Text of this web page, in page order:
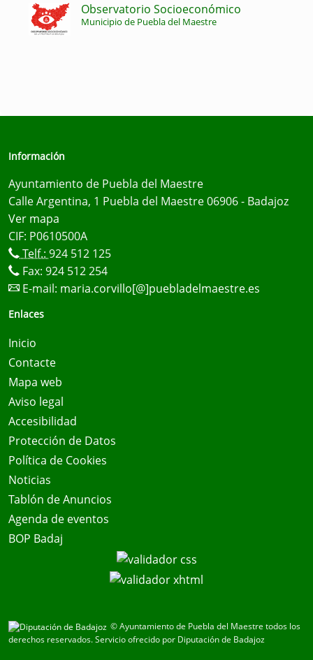
Observatorio Socioeconómico
Municipio de Puebla del Maestre
Información
Ayuntamiento de Puebla del Maestre
Calle Argentina, 1 Puebla del Maestre 06906 - Badajoz
Ver mapa
CIF: P0610500A
Telf.: 924 512 125
Fax: 924 512 254
E-mail: maria.corvillo[@]puebladelmaestre.es
Enlaces
Inicio
Contacte
Mapa web
Aviso legal
Accesibilidad
Protección de Datos
Política de Cookies
Noticias
Tablón de Anuncios
Agenda de eventos
BOP Badaj
© Ayuntamiento de Puebla del Maestre todos los
derechos reservados.Servicio ofrecido por Diputación de Badajoz